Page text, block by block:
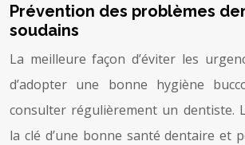
Prévention des problèmes
soudains
La meilleure façon d’éviter les
d’adopter une bonne hygiène
consulter régulièrement un dentiste.
la clé d’une bonne santé dentaire et